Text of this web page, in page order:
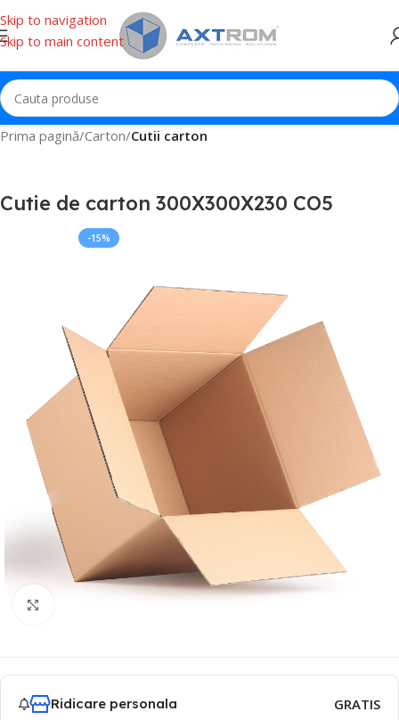
Skip to navigation
Skip to main content
Prima pagină Carton Cutii carton
Cutie de carton 300X300X230 CO5
-15%
Ridicare personala GRATIS